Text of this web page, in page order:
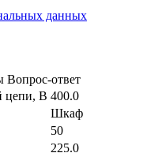
данных
Вопрос-ответ
цепи, В 400.0
Шкаф
50
225.0